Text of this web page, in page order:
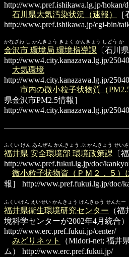
http://www.pref.ishikawa.lg.jp/hokan/
石川県大気汚染状況（速報）
http://www.pref.ishikawa.jp/cgi-bin/
かなざわ し かんきょう きょく かんきょう しどう か
金沢市 環境局 環境指導課 〔石川
http://www4.city.kanazawa.lg.jp/
大気環境
http://www4.city.kanazawa.lg.jp/
市内の微小粒子状物質（
県金沢市PM2.5情報］
http://www4.city.kanazawa.lg.jp/
ふくい けん あんぜん かんきょう ぶ かんきょう せい
福井県 安全環境部 環境政策課 〔
http://www.pref.fukui.lg.jp/doc/
微小粒子状物資（ＰＭ２．５）
報］
http://www.pref.fukui.lg.jp/doc/
ふくいけん えいせい かんきょう けんきゅう せんたー
福井県衛生環境研究センター （
境科学センターが2002年4月統合
http://www.erc.pref.fukui.jp/center/
みどりネット
（Midori-net; 福
ム）
http://www.erc.pref.fukui.jp/